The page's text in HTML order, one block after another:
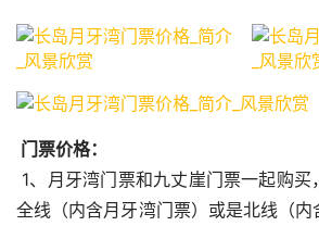
门票价格：
全线（内含月牙湾门票）或是北线（